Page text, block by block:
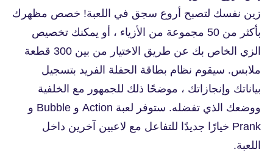
زين نفسك لتصبح أروع سجق في اللعبة! خصص مظهرك
بأكثر من 50 مجموعة من الأزياء ، أو يمكنك تخصيص
الزي الخاص بك عن طريق الاختيار من بين 300 قطعة
ملابس. سيقوم نظام بطاقة الحفلة الفريد بتسجيل
بياناتك وإنجازاتك ، موضحًا ذلك للجمهور مع الخلفية
ووضعك الذي تفضله. ستوفر لعبة Action و Bubble و
Prank خيارًا جديدًا للتفاعل مع لاعبين آخرين داخل
اللعبة.